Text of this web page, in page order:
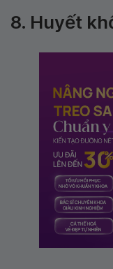
8. Huyết